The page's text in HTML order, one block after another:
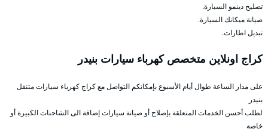
تصليح دينمو السيارة.
صيانة ميكانك السيارة.
تبديل اطارات.
كراج اونلاين متخصص كهرباء سيارات بنيدر
على مدار الساعة طوال أيام الأسبوع بإمكانكم التواصل مع كراج كهرباء سيارات متنقل
بنيدر
لطلب أحسن الخدمات المتعلقة بإصلاح أو صيانة سيارات إضافة الى الشاحنات الكبيرة أو
خاصة